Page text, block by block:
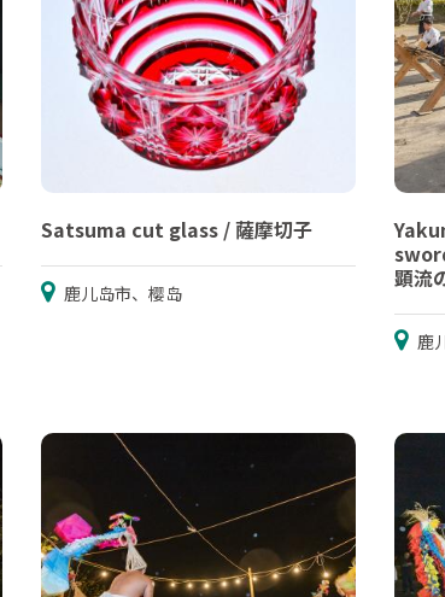
Satsuma cut glass / 薩摩切子
鹿儿岛市、樱岛
顕流
鹿